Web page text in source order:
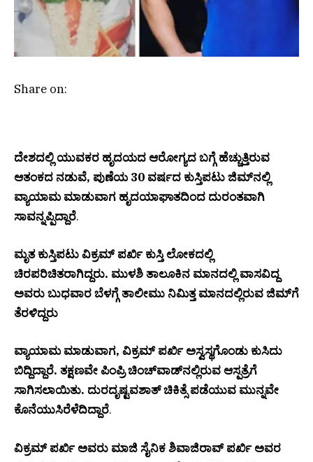
Share on:
ದೇಶದಲ್ಲಿ ಯುವಕರ ಹೃದಯದ ಆರೋಗ್ಯದ ಬಗ್ಗೆ ಹೆಚ್ಚುತ್ತಿರುವ
ಆತಂಕದ ನಡುವೆ, ಪುಣೆಯ 30 ವರ್ಷದ ಕುಸ್ತಿಪಟು ಜಿಮ್‌ನಲ್ಲಿ
ವ್ಯಾಯಾಮ ಮಾಡುವಾಗ ಹೃದಯಾಘಾತದಿಂದ ದುರಂತವಾಗಿ
ಸಾವನ್ನಪ್ಪಿದ್ದಾರೆ.
ಮೃತ ಕುಸ್ತಿಪಟು ವಿಕ್ರಮ್ ಪರ್ಖಿ ಕುಸ್ತಿ ಲೋಕದಲ್ಲಿ
ಚಿರಪರಿಚಿತರಾಗಿದ್ದರು. ಮುಳಶಿ ತಾಲೂಕಿನ ಮಾನದಲ್ಲಿ ವಾಸವಿದ್ದ
ಅವರು ಬುಧವಾರ ಬೆಳಗ್ಗೆ ತಾಲೀಮು ನಿಮಿತ್ತ ಮಾನದಲ್ಲಿರುವ ಜಿಮ್‌ಗೆ
ತೆರಳಿದ್ದರು
ವ್ಯಾಯಾಮ ಮಾಡುವಾಗ, ವಿಕ್ರಮ್ ಪರ್ಖಿ ಅಸ್ವಸ್ಥಗೊಂಡು ಕುಸಿದು
ಬಿದ್ದಿದ್ದಾರೆ. ತಕ್ಷಣವೇ ಪಿಂಪ್ರಿ ಚಿಂಚ್‌ವಾಡ್‌ನಲ್ಲಿರುವ ಆಸ್ಪತ್ರೆಗೆ
ಸಾಗಿಸಲಾಯಿತು. ದುರದೃಷ್ಟವಶಾತ್ ಚಿಕಿತ್ಸೆ ಪಡೆಯುವ ಮುನ್ನವೇ
ಕೊನೆಯುಸಿರೆಳೆದಿದ್ದಾರೆ.
ವಿಕ್ರಮ್ ಪರ್ಖಿ ಅವರು ಮಾಜಿ ಸೈನಿಕ ಶಿವಾಜಿರಾವ್ ಪರ್ಖಿ ಅವರ